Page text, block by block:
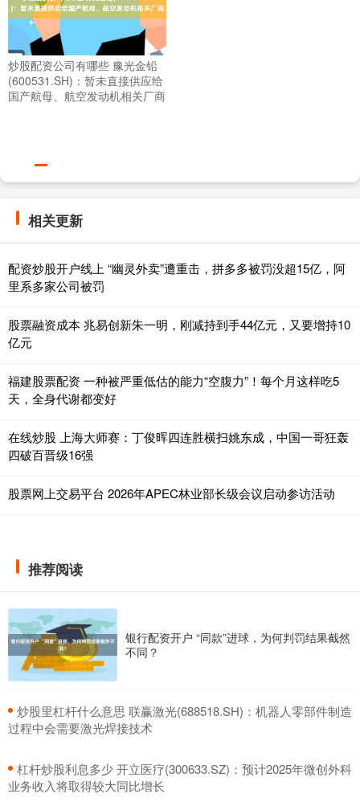
炒股配资公司有哪些 豫光金铅
(600531.SH)：暂未直接供应给
国产航母、航空发动机相关厂商
相关更新
配资炒股开户线上 “幽灵外卖”遭重击，拼多多被罚没超15亿，阿
里系多家公司被罚
股票融资成本 兆易创新朱一明，刚减持到手44亿元，又要增持10
亿元
福建股票配资 一种被严重低估的能力“空腹力”！每个月这样吃5
天，全身代谢都变好
在线炒股 上海大师赛：丁俊晖四连胜横扫姚东成，中国一哥狂轰
四破百晋级16强
股票网上交易平台 2026年APEC林业部长级会议启动参访活动
推荐阅读
银行配资开户 “同款”进球，为何判罚结果截然
不同？
​炒股里杠杆什么意思 联赢激光(688518.SH)：机器人零部件制造
过程中会需要激光焊接技术
​杠杆炒股利息多少 开立医疗(300633.SZ)：预计2025年微创外科
业务收入将取得较大同比增长